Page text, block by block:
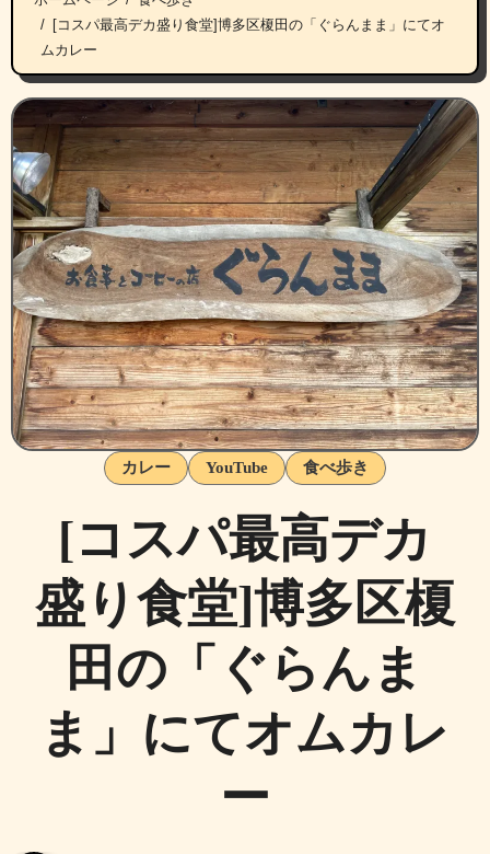
[コスパ最高デカ盛り食堂]博多区榎田の「ぐらんまま」にてオ
ムカレー
カレー YouTube 食べ歩き
[コスパ最高デカ
盛り食堂]博多区榎
田の「ぐらんま
ま」にてオムカレ
ー